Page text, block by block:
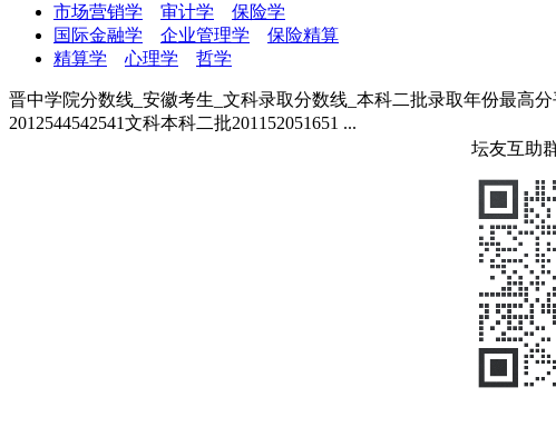
市场营销学
审计学
保险学
国际金融学
企业管理学
保险精算
精算学
心理学 哲学
晋中学院分数线_安徽考生_文科录取分数线_本科二批录取年份最高
2012544542541文科本科二批201152051651 ...
坛友互助